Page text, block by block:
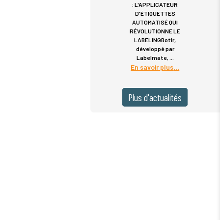
: L'APPLICATEUR
D'ÉTIQUETTES
AUTOMATISÉ QUI
RÉVOLUTIONNE LE
LABELINGBotlr,
développé par
Labelmate,
En savoir plus
Plus d'actualités